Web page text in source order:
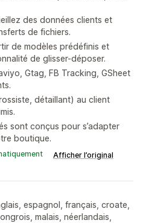
des données clients et
de fichiers.
de modèles prédéfinis et
de glisser-déposer.
Gtag, FB Tracking, GSheet
détaillant) au client
sont conçus pour s’adapter
boutique.
Afficher l’original
espagnol, français, croate,
malais, néerlandais,